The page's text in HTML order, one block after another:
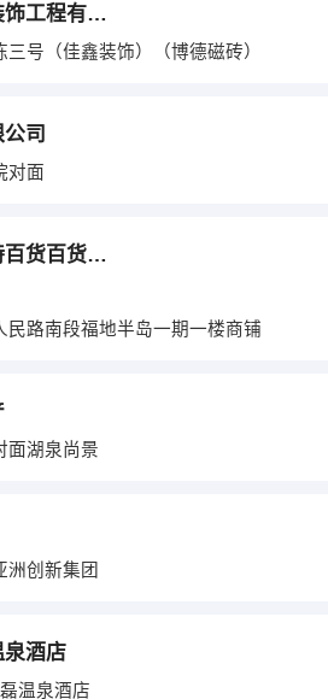
弥勒市佳鑫装饰工程有限公司
三号（佳鑫装饰）（博德磁砖）
司
对面
云南博莱玛特百货百货有限公司弥勒分公司
民路南段福地半岛一期一楼商铺
面湖泉尚景
洲创新集团
泉酒店
温泉酒店